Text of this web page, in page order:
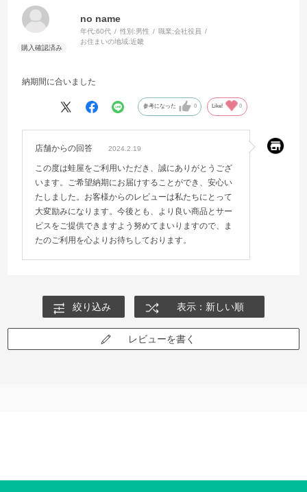
no name
年代:60代 性別:男性 職業:会社役員
お住まいの地域:近畿
納期間に合いました
参考になった 0 Like! 0
店舗からの回答 2024.2.19
この度は蛙屋をご利用いただき、誠にありがとうござ
います。ご希望納期にお届けすることができ、安心い
たしました。お客様からのレビューは私たちにとって
大変励みになります。今後とも、より良い商品とサー
ビスをご提供できますよう努めてまいりますので、ま
たのご利用を心よりお待ちしております。
絞り込み 表示：新しい順
レビューを書く